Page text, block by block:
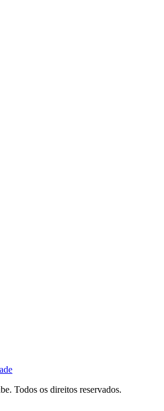
Todos os direitos reservados.